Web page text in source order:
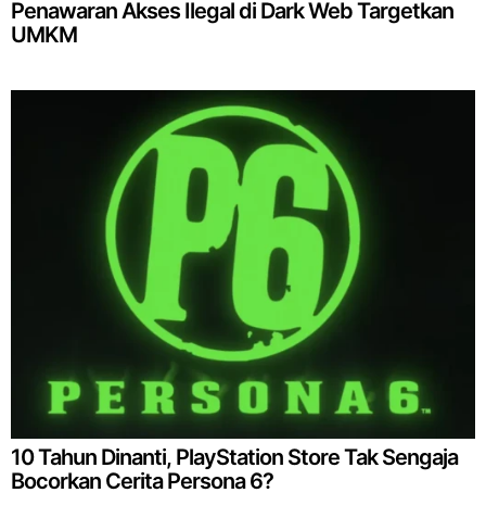
Penawaran Akses Ilegal di Dark Web Targetkan
UMKM
10 Tahun Dinanti, PlayStation Store Tak Sengaja
Bocorkan Cerita Persona 6?